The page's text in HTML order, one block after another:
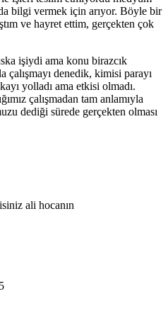
bilgi vermek için arıyor. Böyle bir
ve hayret ettim, gerçekten çok
işiydi ama konu birazcık
çalışmayı denedik, kimisi parayı
yolladı ama etkisi olmadı.
çalışmadan tam anlamıyla
dediği sürede gerçekten olması
ali hocanın